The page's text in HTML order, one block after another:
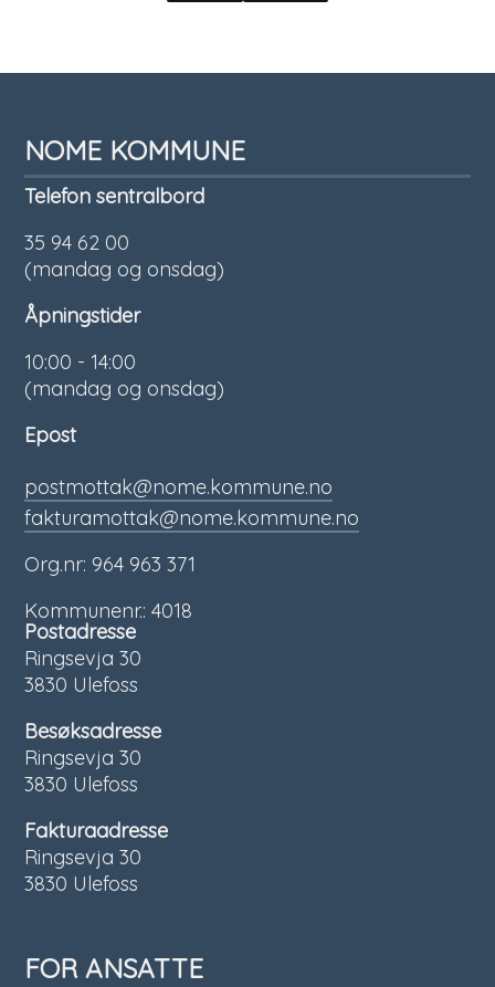
NOME KOMMUNE
Telefon sentralbord
35 94 62 00
(mandag og onsdag)
Åpningstider
10:00 - 14:00
(mandag og onsdag)
Epost
postmottak@nome.kommune.no
fakturamottak@nome.kommune.no
Org.nr: 964 963 371
Kommunenr.: 4018
Postadresse
Ringsevja 30
3830 Ulefoss
Besøksadresse
Ringsevja 30
3830 Ulefoss
Fakturaadresse
Ringsevja 30
3830 Ulefoss
FOR ANSATTE